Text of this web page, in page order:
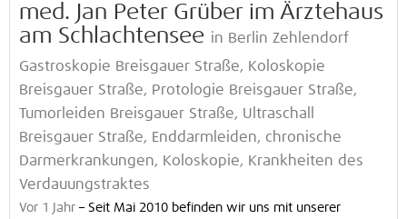
med. Jan Peter Grüber im Ärztehaus
am Schlachtensee in Berlin Zehlendorf
Gastroskopie Breisgauer Straße, Koloskopie
Breisgauer Straße, Protologie Breisgauer Straße,
Tumorleiden Breisgauer Straße, Ultraschall
Breisgauer Straße, Enddarmleiden, chronische
Darmerkrankungen, Koloskopie, Krankheiten des
Verdauungstraktes
Vor 1 Jahr – Seit Mai 2010 befinden wir uns mit unserer